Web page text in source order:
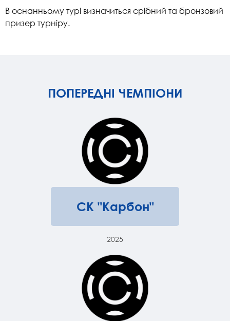
В оснанньому турі визначиться срібний та бронзовий
призер турніру.
ПОПЕРЕДНІ ЧЕМПІОНИ
СК "Карбон"
2025